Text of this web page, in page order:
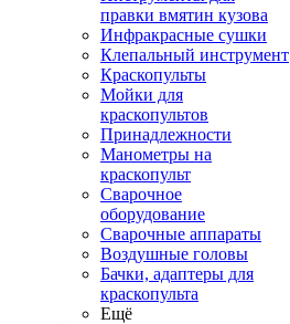
правки вмятин кузова
Инфракрасные сушки
Клепальный инструмент
Краскопульты
Мойки для
краскопультов
Принадлежности
Манометры на
краскопульт
Сварочное
оборудование
Сварочные аппараты
Воздушные головы
Бачки, адаптеры для
краскопульта
Ещё